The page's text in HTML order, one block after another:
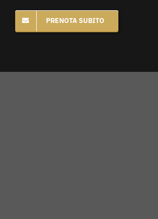
PRENOTA SUBITO